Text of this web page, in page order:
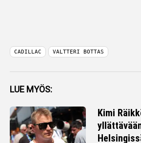
CADILLAC VALTTERI BOTTAS
LUE MYÖS:
Kimi